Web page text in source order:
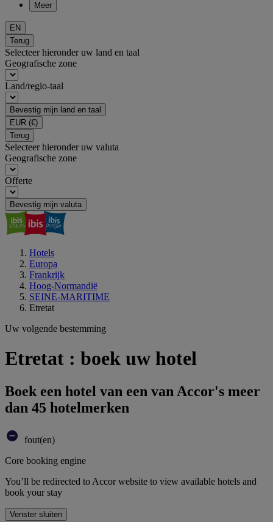
Meer
EN
Terug
Selecteer hieronder uw land en taal
Geografische zone
Land/regio-taal
Bevestig mijn land en taal
EUR (€)
Terug
Selecteer hieronder uw valuta
Geografische zone
Offerte
Bevestig mijn valuta
Hotels
Europa
Frankrijk
Hoog-Normandië
SEINE-MARITIME
Etretat
Uw volgende bestemming
Etretat : boek uw hotel
Boek een hotel van een van Accor's meer
dan 45 hotelmerken
fout(en)
Core booking engine
You’ll be redirected to Accor website to view available hotels and
book your stay
Venster sluiten